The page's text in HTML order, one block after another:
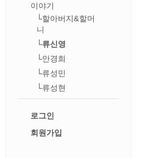
이야기
└할아버지&할머
니
└류신영
└안경희
└류성민
└류성현
로그인
회원가입